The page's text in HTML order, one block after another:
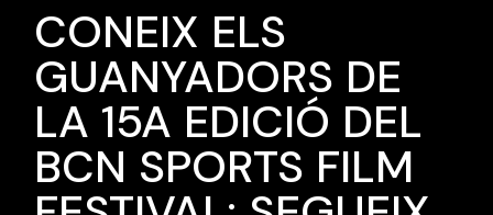
CONEIX ELS
GUANYADORS DE
LA 15A EDICIÓ DEL
BCN SPORTS FILM